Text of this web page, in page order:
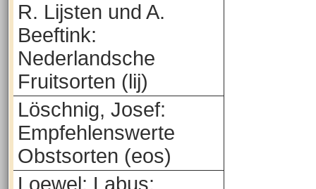
R. Lijsten und A.
Beeftink:
Nederlandsche
Fruitsorten (lij)
Löschnig, Josef:
Empfehlenswerte
Obstsorten (eos)
Loewel; Labus: